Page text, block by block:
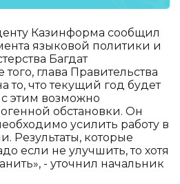
Казинформа сообщил
языковой политики и
Багдат
глава Правительства
то, что текущий год будет
этим возможно
обстановки. Он
усилить работу в
Результаты, которые
если не улучшить, то хотя
- уточнил начальник